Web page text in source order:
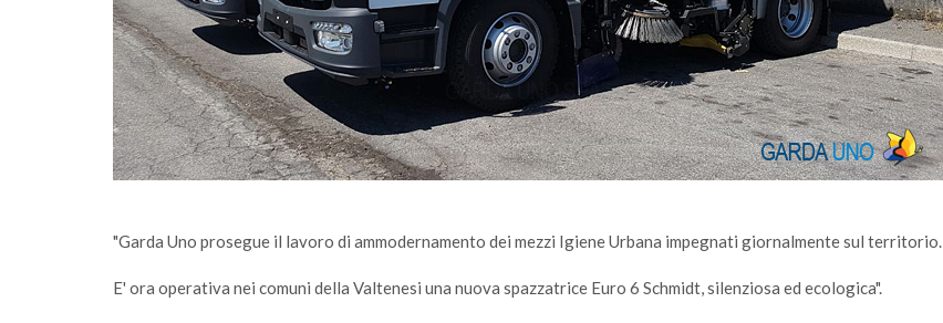
"Garda Uno prosegue il lavoro di ammodernamento dei mezzi Igiene Urbana impegnati giornalmente sul territorio.
E' ora operativa nei comuni della Valtenesi una nuova spazzatrice Euro 6 Schmidt, silenziosa ed ecologica".